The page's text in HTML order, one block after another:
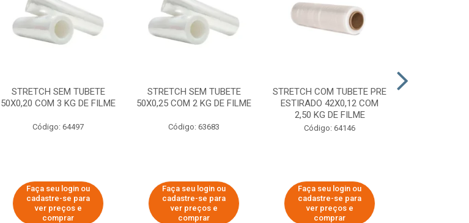
STRETCH SEM TUBETE
50X0,20 COM 3 KG DE FILME
Código: 64497
Faça seu login ou
cadastre-se para
ver preços e
comprar
STRETCH SEM TUBETE
50X0,25 COM 2 KG DE FILME
Código: 63683
Faça seu login ou
cadastre-se para
ver preços e
comprar
STRETCH COM TUBETE PRE
ESTIRADO 42X0,12 COM
2,50 KG DE FILME
Código: 64146
Faça seu login ou
cadastre-se para
ver preços e
comprar